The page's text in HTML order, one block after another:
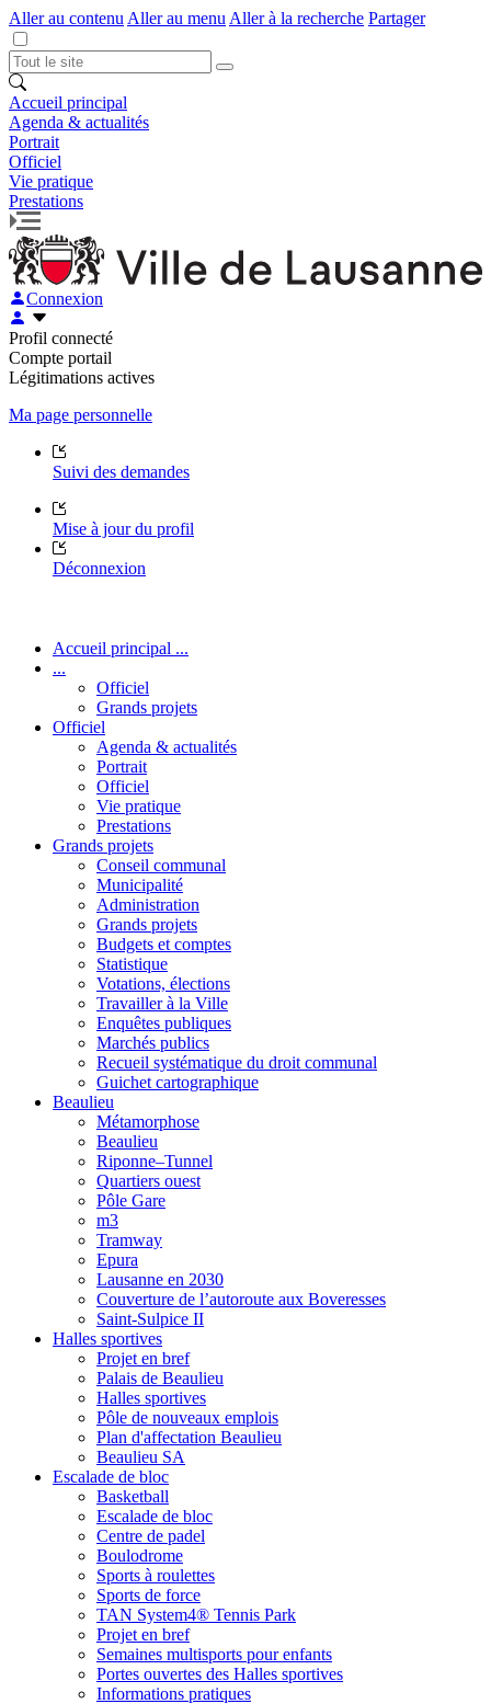
Aller au contenu Aller au menu Aller à la recherche Partager
Accueil principal
Agenda & actualités
Portrait
Officiel
Vie pratique
Prestations
Connexion
Profil connecté
Compte portail
Légitimations actives
Ma page personnelle
Suivi des demandes
Mise à jour du profil
Déconnexion
Accueil principal ...
...
Officiel
Grands projets
Officiel
Agenda & actualités
Portrait
Officiel
Vie pratique
Prestations
Grands projets
Conseil communal
Municipalité
Administration
Grands projets
Budgets et comptes
Statistique
Votations, élections
Travailler à la Ville
Enquêtes publiques
Marchés publics
Recueil systématique du droit communal
Guichet cartographique
Beaulieu
Métamorphose
Beaulieu
Riponne–Tunnel
Quartiers ouest
Pôle Gare
m3
Tramway
Epura
Lausanne en 2030
Couverture de l’autoroute aux Boveresses
Saint-Sulpice II
Halles sportives
Projet en bref
Palais de Beaulieu
Halles sportives
Pôle de nouveaux emplois
Plan d'affectation Beaulieu
Beaulieu SA
Escalade de bloc
Basketball
Escalade de bloc
Centre de padel
Boulodrome
Sports à roulettes
Sports de force
TAN System4® Tennis Park
Projet en bref
Semaines multisports pour enfants
Portes ouvertes des Halles sportives
Informations pratiques